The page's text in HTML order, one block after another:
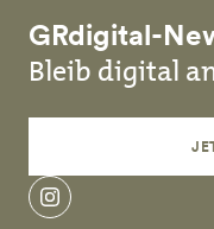
GRdigital-
Bleib digital
instagram